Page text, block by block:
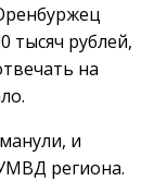
тысяч рублей,
на
и
региона.